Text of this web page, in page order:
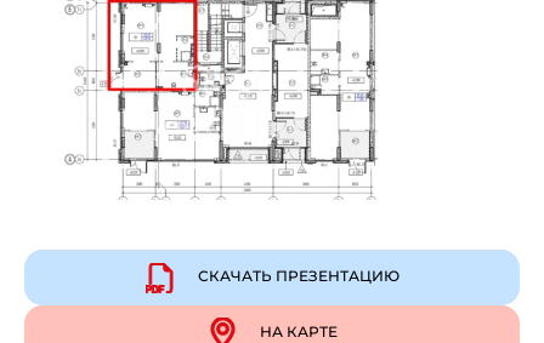
СКАЧАТЬ ПРЕЗЕНТАЦИЮ
НА КАРТЕ